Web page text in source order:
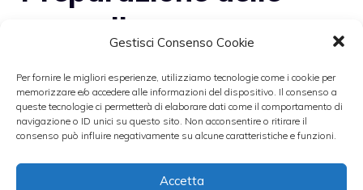
Gestisci Consenso Cookie
Per fornire le migliori esperienze, utilizziamo tecnologie come i cookie per
memorizzare e/o accedere alle informazioni del dispositivo. Il consenso a
queste tecnologie ci permetterà di elaborare dati come il comportamento di
navigazione o ID unici su questo sito. Non acconsentire o ritirare il
consenso può influire negativamente su alcune caratteristiche e funzioni.
Accetta
crespelle
Eccoci, giunti, alla preparazione delle
crespelle. L’impasto andrà unito alle
frittatine ed esse andranno arrotolate. Poi,
una pirofila rettangolare imburrata e